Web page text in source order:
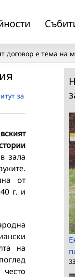
договор е тема
за
зала
от
г. и
на